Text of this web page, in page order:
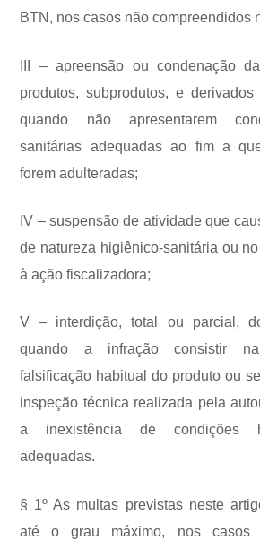
BTN, nos casos não compreendidos
III – apreensão ou condenação
produtos, subprodutos, e
quando não apresentarem
sanitárias adequadas ao fim a
forem adulteradas;
IV – suspensão de atividade que
de natureza higiênico-sanitária ou
à ação fiscalizadora;
V – interdição, total ou parcial,
quando a infração consistir
falsificação habitual do produto ou
inspeção técnica realizada pela
a inexistência de condições
adequadas.
§ 1º As multas previstas neste
até o grau máximo, nos casos